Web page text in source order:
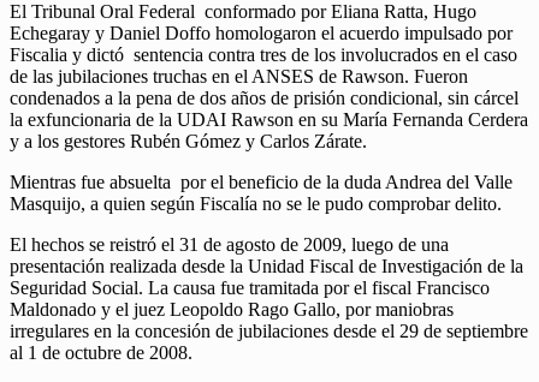
El Tribunal Oral Federal conformado por Eliana Ratta, Hugo
Echegaray y Daniel Doffo homologaron el acuerdo impulsado por
Fiscalia y dictó sentencia contra tres de los involucrados en el caso
de las jubilaciones truchas en el ANSES de Rawson. Fueron
condenados a la pena de dos años de prisión condicional, sin cárcel
la exfuncionaria de la UDAI Rawson en su María Fernanda Cerdera
y a los gestores Rubén Gómez y Carlos Zárate.
Mientras fue absuelta por el beneficio de la duda Andrea del Valle
Masquijo, a quien según Fiscalía no se le pudo comprobar delito.
El hechos se reistró el 31 de agosto de 2009, luego de una
presentación realizada desde la Unidad Fiscal de Investigación de la
Seguridad Social. La causa fue tramitada por el fiscal Francisco
Maldonado y el juez Leopoldo Rago Gallo, por maniobras
irregulares en la concesión de jubilaciones desde el 29 de septiembre
al 1 de octubre de 2008.